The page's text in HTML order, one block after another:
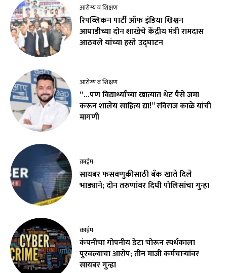
आरोग्य व शिक्षण
रिपब्लिकन पार्टी ऑफ इंडिया ख्रिश्चन
आघाडीच्या दोन शाखेचे केंद्रीय मंत्री रामदास
आठवले यांच्या हस्ते उद्घाटन
आरोग्य व शिक्षण
“…पण विद्यार्थ्यांच्या खात्यात थेट पैसे जमा
करून शालेय साहित्य द्या!” रविराज काळे यांची
मागणी
क्राईम
सायबर फसवणुकीसाठी बँक खाते दिले
भाड्याने; दोन तरुणांवर दिघी पोलिसांचा गुन्हा
क्राईम
कंपनीचा गोपनीय डेटा चोरून स्पर्धकाला
पुरवल्याचा आरोप; तीन माजी कर्मचाऱ्यांवर
सायबर गुन्हा